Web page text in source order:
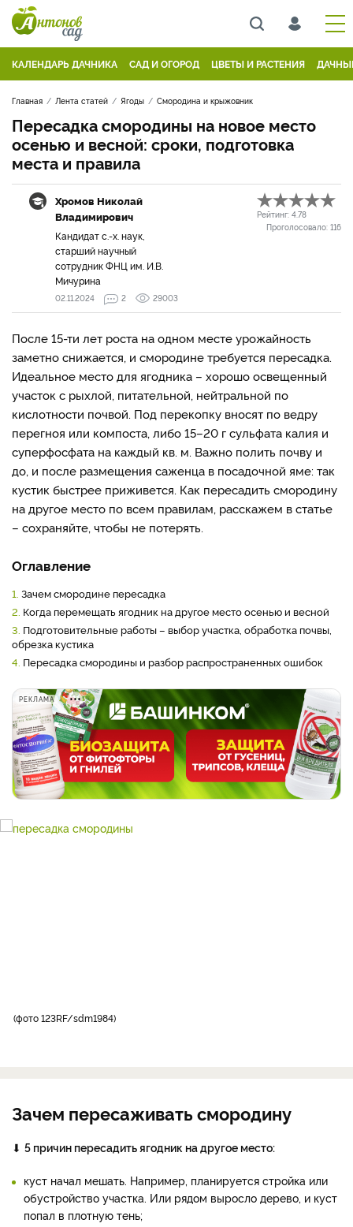
КАЛЕНДАРЬ ДАЧНИКА САД И ОГОРОД ЦВЕТЫ И РАСТЕНИЯ
Главная Лента статей Ягоды Смородина и крыжовник
Пересадка смородины на новое место
осенью и весной: сроки, подготовка
места и правила
Хромов Николай
Владимирович
Кандидат с.-х. наук,
старший научный
сотрудник ФНЦ им. И.В.
Мичурина
Рейтинг: 4.78
Проголосовало: 116
02.11.2024 2 29003
После 15-ти лет роста на одном месте урожайность
заметно снижается, и смородине требуется пересадка.
Идеальное место для ягодника – хорошо освещенный
участок с рыхлой, питательной, нейтральной по
кислотности почвой. Под перекопку вносят по ведру
перегноя или компоста, либо 15–20 г сульфата калия и
суперфосфата на каждый кв. м. Важно полить почву и
до, и после размещения саженца в посадочной яме: так
кустик быстрее приживется. Как пересадить смородину
на другое место по всем правилам, расскажем в статье
– сохраняйте, чтобы не потерять.
Оглавление
1. Зачем смородине пересадка
2. Когда перемещать ягодник на другое место осенью и весной
3. Подготовительные работы – выбор участка, обработка почвы,
обрезка кустика
4. Пересадка смородины и разбор распространенных ошибок
РЕКЛАМА
фото 123RF/sdm1984
Зачем пересаживать смородину
⬇ 5 причин пересадить ягодник на другое место:
куст начал мешать. Например, планируется стройка или
обустройство участка. Или рядом выросло дерево, и куст
попал в плотную тень;